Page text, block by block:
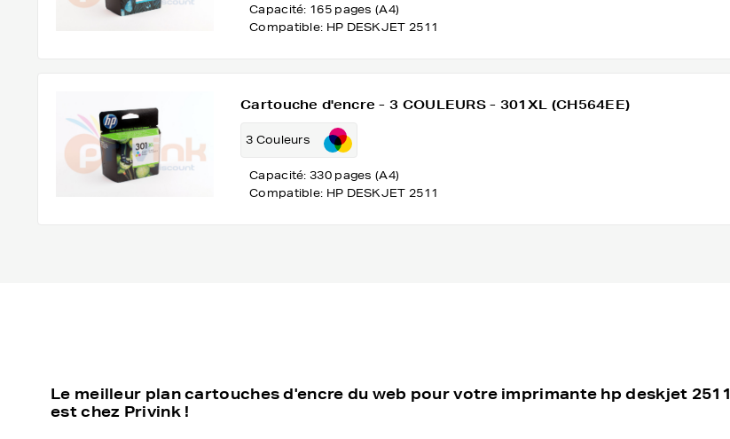
Capacité: 165 pages (A4)
Compatible: HP DESKJET 2511
Cartouche d'encre - 3 COULEURS - 301XL (CH564EE)
3 Couleurs
Capacité: 330 pages (A4)
Compatible: HP DESKJET 2511
Le meilleur plan cartouches d'encre du web pour votre imprimante hp deskjet 2511
est chez Privink !